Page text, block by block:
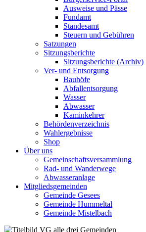
Ausweise und Pässe
Fundamt
Standesamt
Steuern und Gebühren
Satzungen
Sitzungsberichte
Sitzungsberichte (Archiv)
Ver- und Entsorgung
Bauhöfe
Abfallentsorgung
Wasser
Abwasser
Kaminkehrer
Behördenverzeichnis
Wahlergebnisse
Shop
Über uns
Gemeinschaftsversammlung
Rad- und Wanderwege
Abwasseranlage
Mitgliedsgemeinden
Gemeinde Gesees
Gemeinde Hummeltal
Gemeinde Mistelbach